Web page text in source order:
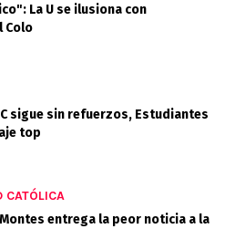
La U se ilusiona con
Colo
sigue sin refuerzos, Estudiantes
top
CATÓLICA
Montes entrega la peor noticia a la